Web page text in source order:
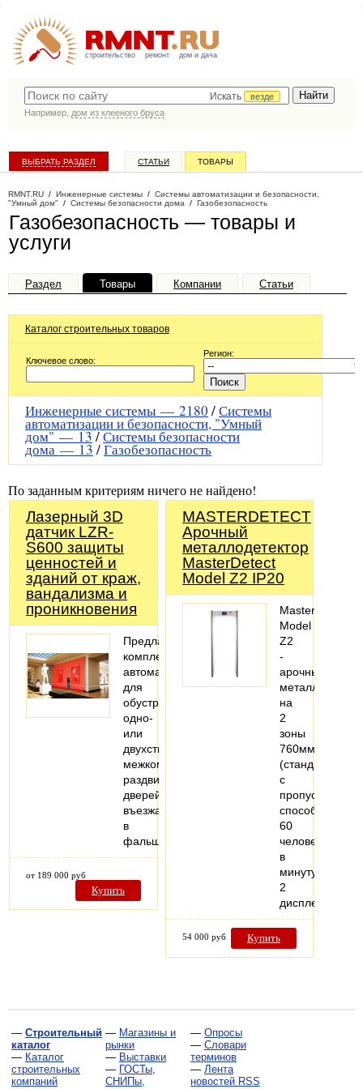
строительство ремонт дом и дача
Искать
везде
Например, дом из клееного бруса
ВЫБРАТЬ РАЗДЕЛ СТАТЬИ ТОВАРЫ
RMNT.RU / Инженерные системы / Системы автоматизации и безопасности,
"Умный дом" / Системы безопасности дома / Газобезопасность
Газобезопасность — товары и
услуги
Раздел Товары Компании Статьи
Каталог строительных товаров
Ключевое слово:
Регион:
Инженерные системы — 2180 /Системы
автоматизации и безопасности, "Умный
дом" —13/Системы безопасности
дома —13 /Газобезопасность
По заданным критериям ничего не найдено!
Лазерный 3D
датчик LZR-
S600 защиты
ценностей и
зданий от краж,
вандализма и
проникновения
Предлагаем
комплекты
автоматики
для
обустройства
одно-
или
двухстворчатых
межкомнатных
раздвижных
дверей,
въезжающих
в
фальшстену..
от 189 000 руб
Купить
MASTERDETECT
Арочный
металлодетектор
MasterDetect
Model Z2 IP20
MasterDetect
Model
Z2
-
арочный
на
2
зоны
760мм
(стандарт)
с
пропускной
способностью
60
человек
в
минуту
2
дисплея.
54 000 руб Купить
— Строительный
каталог
— Каталог
строительных
компаний
— Магазины и
рынки
— Выставки
— ГОСТы,
СНИПы,
— Опросы
— Словари
терминов
— Лента
новостей RSS